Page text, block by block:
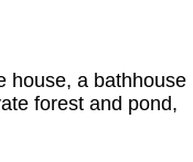
house, a bathhouse
forest and pond,